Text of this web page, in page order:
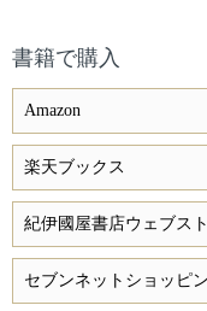
書籍で購入
Amazon
楽天ブックス
紀伊國屋書店ウェブス
セブンネットショッピ